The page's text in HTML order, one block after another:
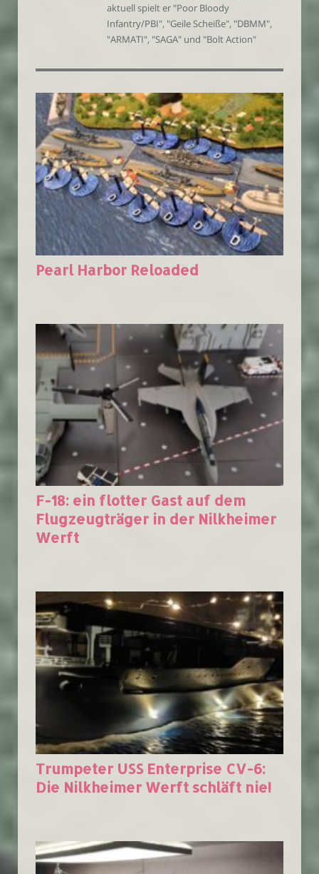
aktuell spielt er "Poor Bloody
Infantry/PBI", "Geile Scheiße", "DBMM",
"ARMATI", "SAGA" und "Bolt Action"
Pearl Harbor Reloaded
F-18: ein flotter Gast auf dem
Flugzeugträger in der Nilkheimer
Werft
Trumpeter USS Enterprise CV-6:
Die Nilkheimer Werft schläft nie!